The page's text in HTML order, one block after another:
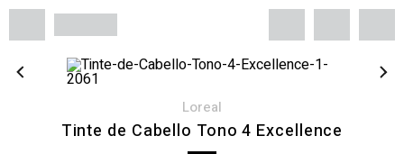
loreal
Tinte de Cabello Tono 4 Excellence